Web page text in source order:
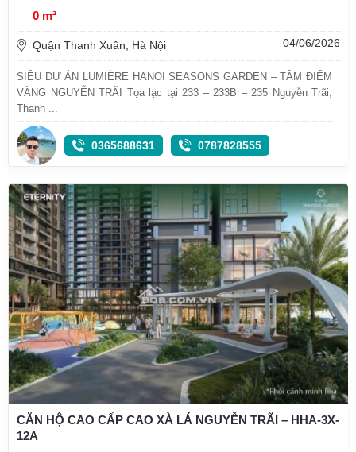
0 m²
Quận Thanh Xuân, Hà Nội 04/06/2026
SIÊU DỰ ÁN LUMIÈRE HANOI SEASONS GARDEN – TÂM ĐIỂM
VÀNG NGUYỄN TRÃI Tọa lạc tại 233 – 233B – 235 Nguyễn Trãi,
Thanh ...
0365688631 0787828555
CĂN HỘ CAO CẤP CAO XÀ LÁ NGUYỄN TRÃI – HHA-3X-
12A